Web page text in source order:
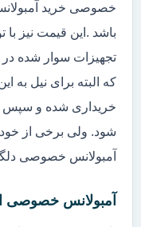
خصوصی خرید
باشد .این قیمت نیز با
تجهیزات سوار شده در
که البته برای نیل
خریداری شده و
شود. ولی برخی از
آمبولانس خصوصی
آمبولانس خصوصی